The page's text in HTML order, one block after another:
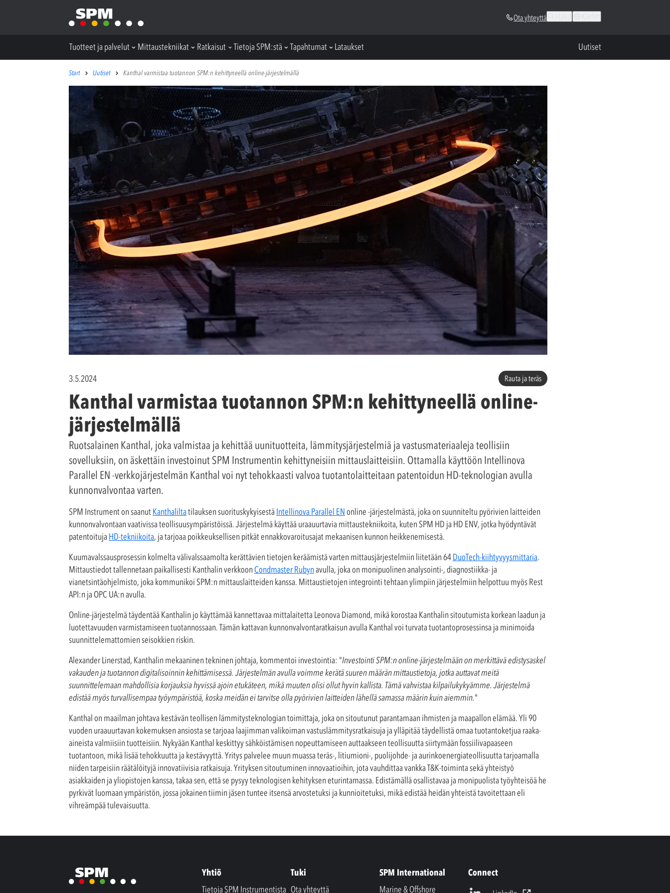
Ota yhteyttä
Tuotteet ja palvelut Mittaustekniikat Ratkaisut Tietoja SPM:stä Tapahtumat Lataukset Uutiset
Start Uutiset Kanthal varmistaa tuotannon SPM:n kehittyneellä online-järjestelmällä
3.5.2024 Rauta ja teräs
Kanthal varmistaa tuotannon SPM:n kehittyneellä online-
järjestelmällä
Ruotsalainen Kanthal, joka valmistaa ja kehittää uunituotteita, lämmitysjärjestelmiä ja vastusmateriaaleja teollisiin
sovelluksiin, on äskettäin investoinut SPM Instrumentin kehittyneisiin mittauslaitteisiin. Ottamalla käyttöön Intellinova
Parallel EN -verkkojärjestelmän Kanthal voi nyt tehokkaasti valvoa tuotantolaitteitaan patentoidun HD-teknologian avulla
kunnonvalvontaa varten.
SPM Instrument on saanutKanthaliltatilauksen suorituskykyisestäIntellinova Parallel ENonline -järjestelmästä, joka on suunniteltu pyörivien laitteiden
kunnonvalvontaan vaativissa teollisuusympäristöissä. Järjestelmä käyttää uraauurtavia mittaustekniikoita, kuten SPM HD ja HD ENV, jotka hyödyntävät
patentoitujaHD-tekniikoita, ja tarjoaa poikkeuksellisen pitkät ennakkovaroitusajat mekaanisen kunnon heikkenemisestä.
Kuumavalssausprosessin kolmelta välivalssaamolta kerättävien tietojen keräämistä varten mittausjärjestelmiin liitetään 64DuoTech-kiihtyvyysmittaria.
Mittaustiedot tallennetaan paikallisesti Kanthalin verkkoonCondmaster Rubynavulla, joka on monipuolinen analysointi-, diagnostiikka- ja
vianetsintäohjelmisto, joka kommunikoi SPM:n mittauslaitteiden kanssa. Mittaustietojen integrointi tehtaan ylimpiin järjestelmiin helpottuu myös Rest
API:n ja OPC UA:n avulla.
Online-järjestelmä täydentää Kanthalin jo käyttämää kannettavaa mittalaitetta Leonova Diamond, mikä korostaa Kanthalin sitoutumista korkean laadun ja
luotettavuuden varmistamiseen tuotannossaan. Tämän kattavan kunnonvalvontaratkaisun avulla Kanthal voi turvata tuotantoprosessinsa ja minimoida
suunnittelemattomien seisokkien riskin.
Alexander Linerstad, Kanthalin mekaaninen tekninen johtaja, kommentoi investointia: "Investointi SPM:n online-järjestelmään on merkittävä edistysaskel
vakauden ja tuotannon digitalisoinnin kehittämisessä. Järjestelmän avulla voimme kerätä suuren määrän mittaustietoja, jotka auttavat meitä
suunnittelemaan mahdollisia korjauksia hyvissä ajoin etukäteen, mikä muuten olisi ollut hyvin kallista. Tämä vahvistaa kilpailukykyämme. Järjestelmä
edistää myös turvallisempaa työympäristöä, koska meidän ei tarvitse olla pyörivien laitteiden lähellä samassa määrin kuin aiemmin."
Kanthal on maailman johtava kestävän teollisen lämmitysteknologian toimittaja, joka on sitoutunut parantamaan ihmisten ja maapallon elämää. Yli 90
vuoden uraauurtavan kokemuksen ansiosta se tarjoaa laajimman valikoiman vastuslämmitysratkaisuja ja ylläpitää täydellistä omaa tuotantoketjua raaka-
aineista valmiisiin tuotteisiin. Nykyään Kanthal keskittyy sähköistämisen nopeuttamiseen auttaakseen teollisuutta siirtymään fossiilivapaaseen
tuotantoon, mikä lisää tehokkuutta ja kestävyyttä. Yritys palvelee muun muassa teräs-, litiumioni-, puolijohde- ja aurinkoenergiateollisuutta tarjoamalla
niiden tarpeisiin räätälöityjä innovatiivisia ratkaisuja. Yrityksen sitoutuminen innovaatioihin, jota vauhdittaa vankka T&K-toiminta sekä yhteistyö
asiakkaiden ja yliopistojen kanssa, takaa sen, että se pysyy teknologisen kehityksen eturintamassa. Edistämällä osallistavaa ja monipuolista työyhteisöä he
pyrkivät luomaan ympäristön, jossa jokainen tiimin jäsen tuntee itsensä arvostetuksi ja kunnioitetuksi, mikä edistää heidän yhteistä tavoitettaan eli
vihreämpää tulevaisuutta.
Yhtiö
Tietoja SPM Instrumentista
Tuki
Ota yhteyttä
SPM International
Marine & Offshore
Connect